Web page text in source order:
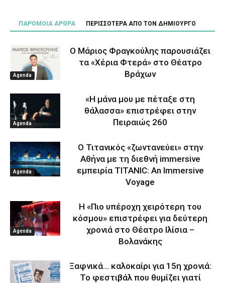
ΠΑΡΟΜΟΙΑ ΑΡΘΡΑ ΠΕΡΙΣΣΟΤΕΡΑ ΑΠΟ ΤΟΝ ΔΗΜΙΟΥΡΓΟ
Agenda
Ο Μάριος Φραγκούλης παρουσιάζει
τα «Χέρια Φτερά» στο Θέατρο
Βράχων
Agenda
«Η μάνα μου με πέταξε στη
θάλασσα» επιστρέφει στην
Πειραιώς 260
Agenda
Ο Τιτανικός «ζωντανεύει» στην
Αθήνα με τη διεθνή immersive
εμπειρία TITANIC: An Immersive
Voyage
Agenda
Η «Πιο υπέροχη χειρότερη του
κόσμου» επιστρέφει για δεύτερη
χρονιά στο Θέατρο Ιλίσια –
Βολανάκης
Ξαφνικά… καλοκαίρι για 15η χρονιά:
Το φεστιβάλ που θυμίζει γιατί